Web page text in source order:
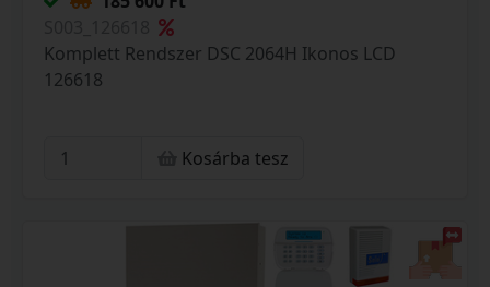
Komplett Rendszer DSC 2064H Ikonos LCD
126618
Kosárba tesz